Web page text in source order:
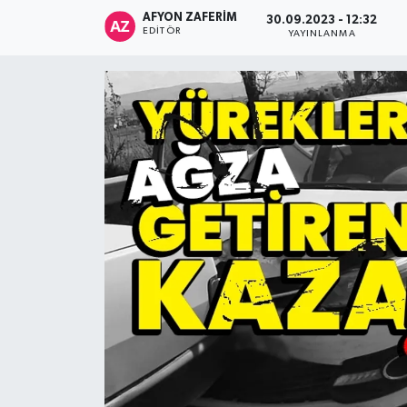
AFYON ZAFERİM
EDITÖR
30.09.2023 - 12:32
YAYINLANMA